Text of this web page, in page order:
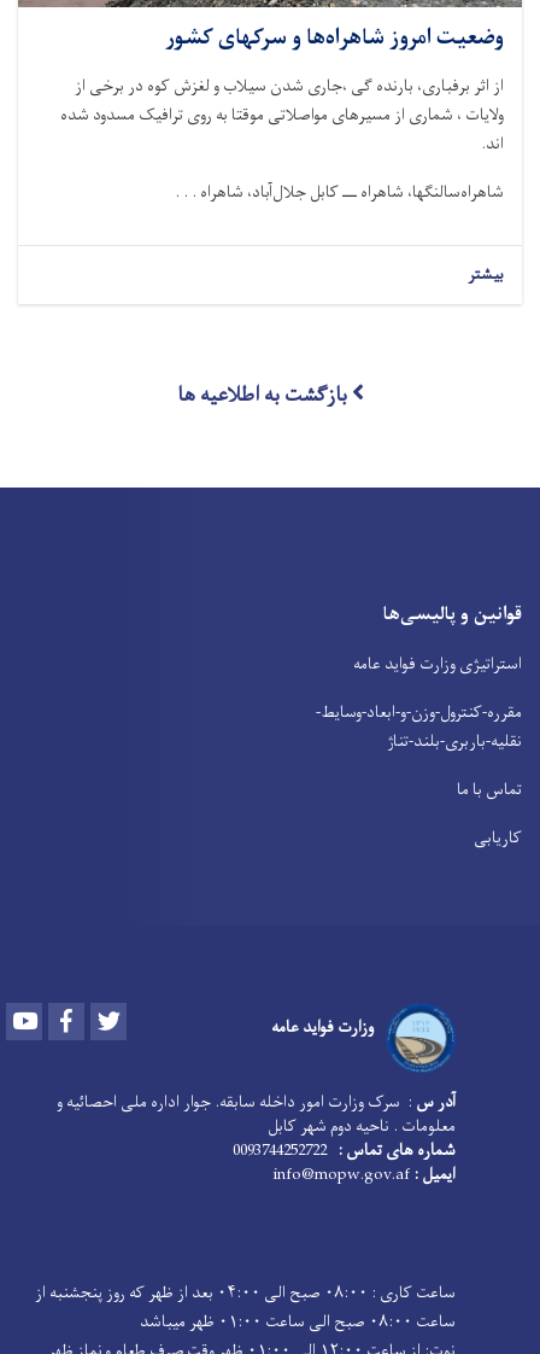
وضعیت امروز شاهراه‌ها و سرکهای کشور
از اثر برفباری، بارنده گی ،جاری شدن سیلاب و لغزش کوه در برخی از
ولایات ، شماری از مسیرهای مواصلاتی موقتا به روی ترافیک مسدود شده
اند.
شاهراه‌سالنگها، شاهراهـــکابل جلال‌آباد، شاهراه . . .
بیشتر
بازگشت به اطلاعیه ها
قوانین و پالیسی‌ها
استراتیژی وزارت فواید عامه
مقرره-کنترول-وزن-و-ابعاد-وسایط-
نقلیه-باربری-بلند-تناژ
تماس با ما
کاریابی
وزارت فواید عامه Youtube Facebook
آدر س : سرک وزارت امور داخله سابقه. جوار اداره ملی احصائیه و
معلومات . ناحیه دوم شهر کابل
شماره های تماس : 0093744252722
ایمیل :
ساعت کاری : ۰۸:۰۰ صبح الی ۰۴:۰۰ بعد از ظهر که روز پنجشنبه از
ساعت ۰۸:۰۰ صبح الی ساعت ۰۱:۰۰ ظهر میباشد